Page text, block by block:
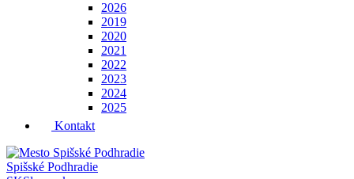
2026
2019
2020
2021
2022
2023
2024
2025
Kontakt
Spišské Podhradie